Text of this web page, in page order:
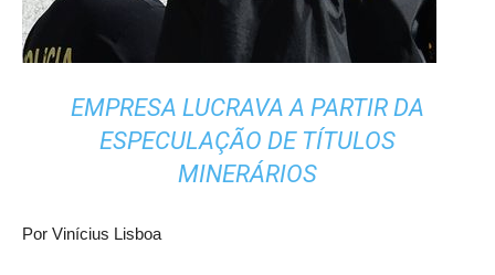
EMPRESA LUCRAVA A PARTIR DA
ESPECULAÇÃO DE TÍTULOS
MINERÁRIOS
Por Vinícius Lisboa